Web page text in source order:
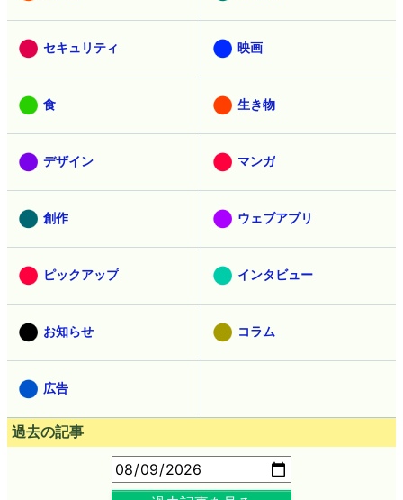
セキュリティ 映画
食 生き物
デザイン マンガ
創作 ウェブアプリ
ピックアップ インタビュー
お知らせ コラム
広告
過去の記事